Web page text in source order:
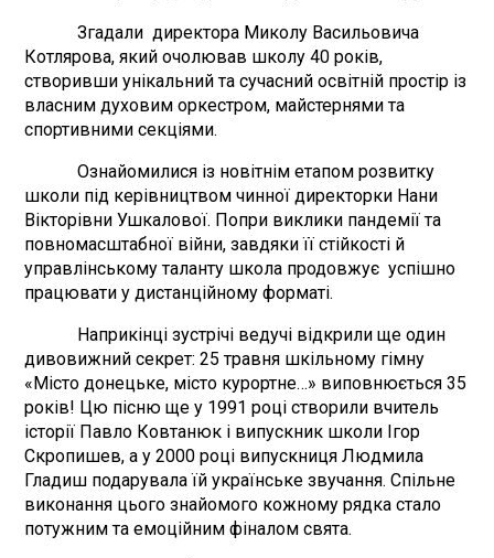
Згадали директора Миколу Васильовича
Котлярова, який очолював школу 40 років,
створивши унікальний та сучасний освітній простір із
власним духовим оркестром, майстернями та
спортивними секціями.
Ознайомилися із новітнім етапом розвитку
школи під керівництвом чинної директорки Нани
Вікторівни Ушкалової. Попри виклики пандемії та
повномасштабної війни, завдяки її стійкості й
управлінському таланту школа продовжує успішно
працювати у дистанційному форматі.
Наприкінці зустрічі ведучі відкрили ще один
дивовижний секрет: 25 травня шкільному гімну
«Місто донецьке, місто курортне…» виповнюється 35
років! Цю пісню ще у 1991 році створили вчитель
історії Павло Ковтанюк і випускник школи Ігор
Скропишев, а у 2000 році випускниця Людмила
Гладиш подарувала їй українське звучання. Спільне
виконання цього знайомого кожному рядка стало
потужним та емоційним фіналом свята.